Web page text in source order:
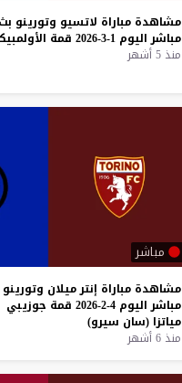
مشاهدة مباراة لاتسيو وتورينو بث
مباشر اليوم 1-3-2026 قمة
منذ 5 أشهر
مباشر
مشاهدة مباراة إنترميلان وتورينو
مباشر اليوم 4-2-2026 قمة جوزيبي
مياتزا (سان سيرو)
منذ 6 أشهر